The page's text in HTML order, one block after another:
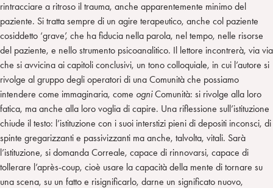
rintracciare a ritroso il trauma, anche apparentemente minimo del
paziente. Si tratta sempre di un agire terapeutico, anche col paziente
cosiddetto ‘grave’, che ha fiducia nella parola, nel tempo, nelle risorse
del paziente, e nello strumento psicoanalitico. Il lettore incontrerà, via via
che si avvicina ai capitoli conclusivi, un tono colloquiale, in cui l’autore si
rivolge al gruppo degli operatori di una Comunità che possiamo
intendere come immaginaria, come ogniComunità: si rivolge alla loro
fatica, ma anche alla loro voglia di capire. Una riflessione sull’istituzione
chiude il testo: l’istituzione con i suoi interstizi pieni di depositi inconsci, di
spinte gregarizzanti e passivizzanti ma anche, talvolta, vitali. Sarà
l’istituzione, si domanda Correale, capace di rinnovarsi, capace di
tollerare l’après-coup, cioè usare la capacità della mente di tornare su
una scena, su un fatto e risignificarlo, darne un significato nuovo,